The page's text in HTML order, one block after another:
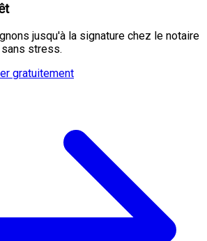
jusqu'à la signature chez le notaire
stress.
gratuitement